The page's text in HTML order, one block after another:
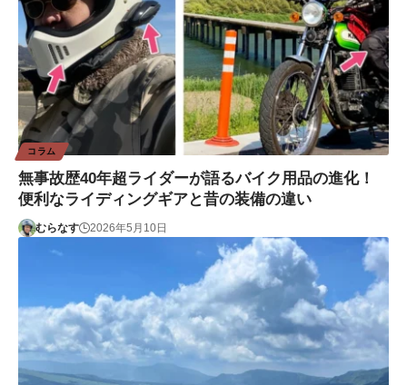
コラム
無事故歴40年超ライダーが語るバイク用品の進化！
便利なライディングギアと昔の装備の違い
むらなす 2026年5月10日